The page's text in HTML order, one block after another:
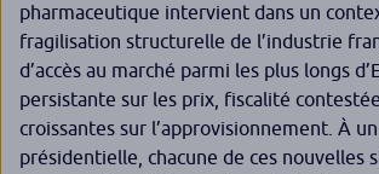
pharmaceutique intervient dans un
fragilisation structurelle de l’industrie
d’accès au marché parmi les plus longs
persistante sur les prix, fiscalité
croissantes sur l’approvisionnement. À
présidentielle, chacune de ces nouvelles